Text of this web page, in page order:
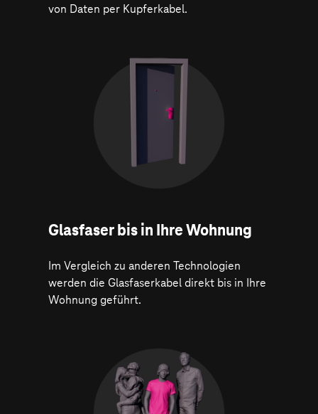
von Daten per Kupferkabel.
Glasfaser bis in Ihre Wohnung
Im Vergleich zu anderen Technologien
werden die Glasfaserkabel direkt bis in Ihre
Wohnung geführt.